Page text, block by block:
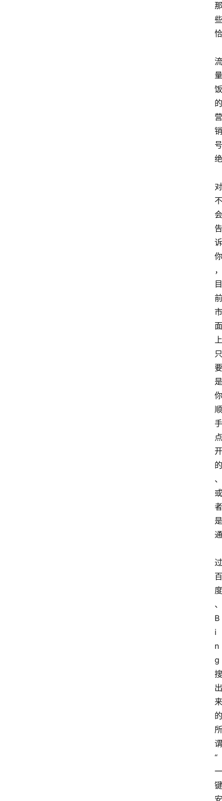
那
些
恰
流
量
饭
的
营
销
号
绝
对
不
会
告
诉
你
，
目
前
市
面
上
只
要
是
你
顺
手
点
开
的
、
或
者
是
通
过
百
度
、
B
i
n
g
搜
出
来
的
所
谓
“
一
键
安